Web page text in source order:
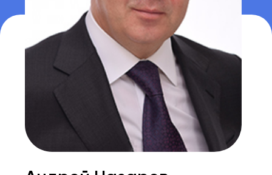
РЕГИСТРАЦИЯ
РЕГИСТРАЦИЯ
СМИ